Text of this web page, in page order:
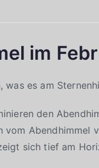
im
was es am
den
Abendhimmel
sich tief am